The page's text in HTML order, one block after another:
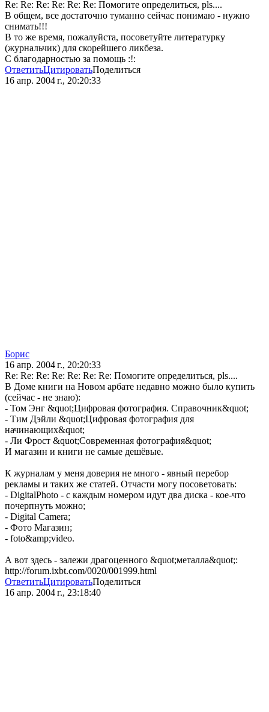
Re: Re: Re: Re: Re: Re: Помогите определиться, pls....
В общем, все достаточно туманно сейчас понимаю - нужно
снимать!!!
В то же время, пожалуйста, посоветуйте литературку
(журнальчик) для скорейшего ликбеза.
С благодарностью за помощь :!:
ОтветитьЦитироватьПоделиться
16 апр. 2004 г., 20:20:33
Борис
16 апр. 2004 г., 20:20:33
Re: Re: Re: Re: Re: Re: Re: Помогите определиться, pls....
В Доме книги на Новом арбате недавно можно было купить
(сейчас - не знаю):
- Том Энг &quot;Цифровая фотография. Справочник&quot;
- Тим Дэйли &quot;Цифровая фотография для
начинающих&quot;
- Ли Фрост &quot;Современная фотография&quot;
И магазин и книги не самые дешёвые.
К журналам у меня доверия не много - явный перебор
рекламы и таких же статей. Отчасти могу посоветовать:
- DigitalPhoto - с каждым номером идут два диска - кое-что
почерпнуть можно;
- Digital Camera;
- Фото Магазин;
- foto&amp;video.
А вот здесь - залежи драгоценного &quot;металла&quot;:
http://forum.ixbt.com/0020/001999.html
ОтветитьЦитироватьПоделиться
16 апр. 2004 г., 23:18:40